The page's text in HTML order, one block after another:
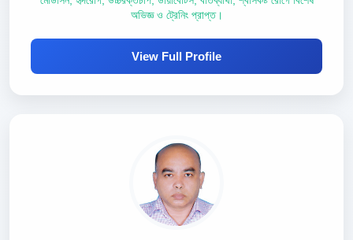
অভিজ্ঞ ও ট্রেনিং প্রাপ্ত।
View Full Profile